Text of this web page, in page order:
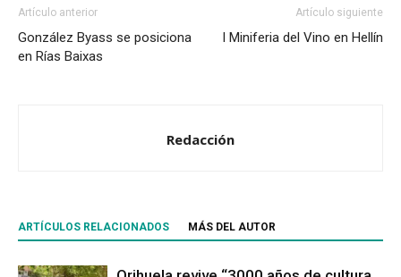
Artículo anterior
González Byass se posiciona
en Rías Baixas
Artículo siguiente
I Miniferia del Vino en Hellín
Redacción
ARTÍCULOS RELACIONADOS MÁS DEL AUTOR